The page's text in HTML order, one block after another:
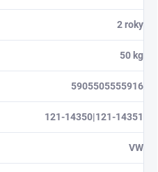
2 roky
50 kg
5905505555916
121-14350|121-14351
VW